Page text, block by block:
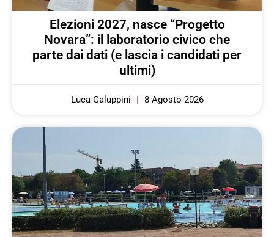
Elezioni 2027, nasce “Progetto
Novara”: il laboratorio civico che
parte dai dati (e lascia i candidati per
ultimi)
Luca Galuppini 8 Agosto 2026